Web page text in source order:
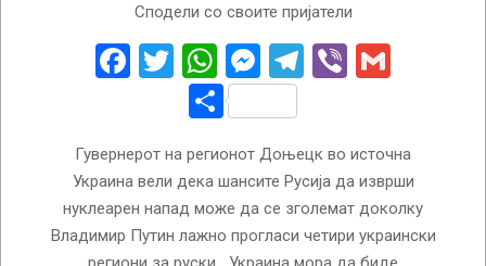
Сподели со своите пријатели
Facebook
Twitter
WhatsApp
Messenger
Telegram
Viber
Share
Гувернерот на регионот Доњецк во источна
Украина вели дека шансите Русија да изврши
нуклеарен напад може да се зголемат доколку
Владимир Путин лажно прогласи четири украински